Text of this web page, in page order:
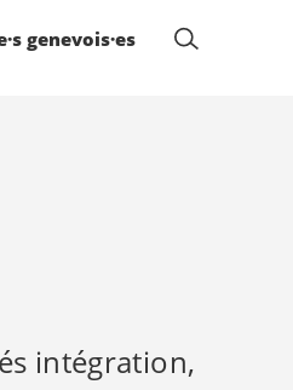
genevois·es
intégration,